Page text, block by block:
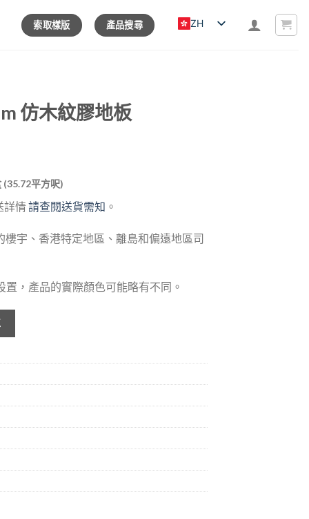
索取樣版 產品搜尋 ZH
仿木紋膠地板
(35.72平方呎)
詳情請查閱送貨需知 。
宇、香港特定地區、離島和偏遠地區司
，產品的實際顏色可能略有不同。
數量